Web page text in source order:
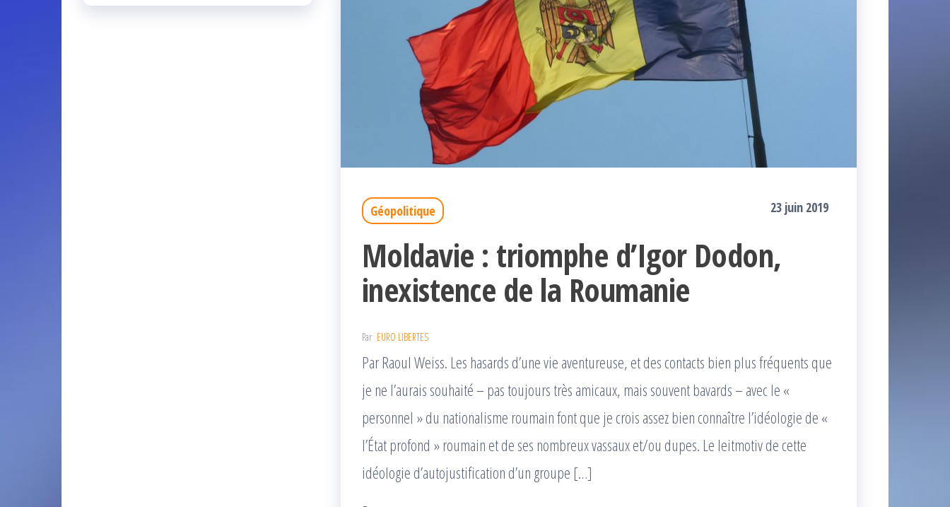
Géopolitique 23 juin 2019
Moldavie : triomphe d’Igor Dodon,
inexistence de la Roumanie
Par EURO LIBERTES
Par Raoul Weiss. Les hasards d’une vie aventureuse, et des contacts bien plus fréquents que
je ne l’aurais souhaité – pas toujours très amicaux, mais souvent bavards – avec le «
personnel » du nationalisme roumain font que je crois assez bien connaître l’idéologie de «
l’État profond » roumain et de ses nombreux vassaux et/ou dupes. Le leitmotiv de cette
idéologie d’autojustification d’un groupe […]